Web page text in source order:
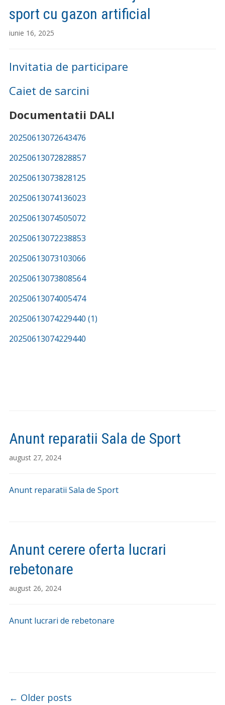
sport cu gazon artificial
iunie 16, 2025
Invitatia de participare
Caiet de sarcini
Documentatii DALI
20250613072643476
20250613072828857
20250613073828125
20250613074136023
20250613074505072
20250613072238853
20250613073103066
20250613073808564
20250613074005474
20250613074229440 (1)
20250613074229440
Anunt reparatii Sala de Sport
august 27, 2024
Anunt reparatii Sala de Sport
Anunt cerere oferta lucrari
rebetonare
august 26, 2024
Anunt lucrari de rebetonare
Post navigation
← Older posts